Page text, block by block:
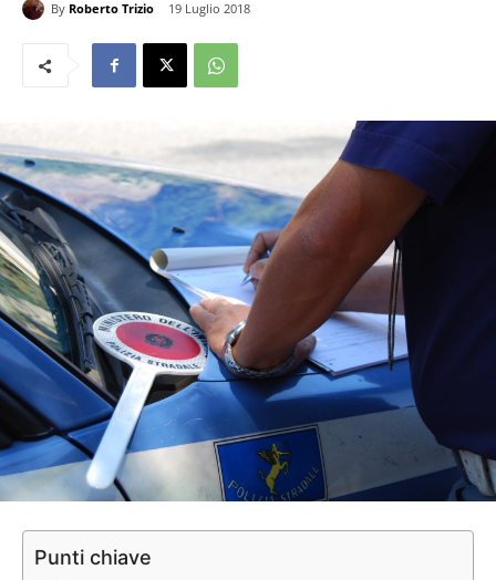
By Roberto Trizio 19 Luglio 2018
Punti chiave